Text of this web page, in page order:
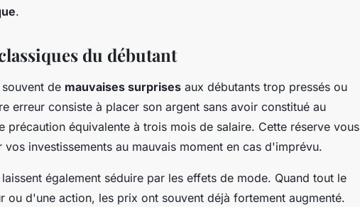
.
du débutant
de mauvaises surprises aux débutants trop pressés ou
erreur consiste à placer son argent sans avoir constitué au
précaution équivalente à trois mois de salaire. Cette réserve vous
investissements au mauvais moment en cas d'imprévu.
également séduire par les effets de mode. Quand tout le
ou d'une action, les prix ont souvent déjà fortement augmenté.